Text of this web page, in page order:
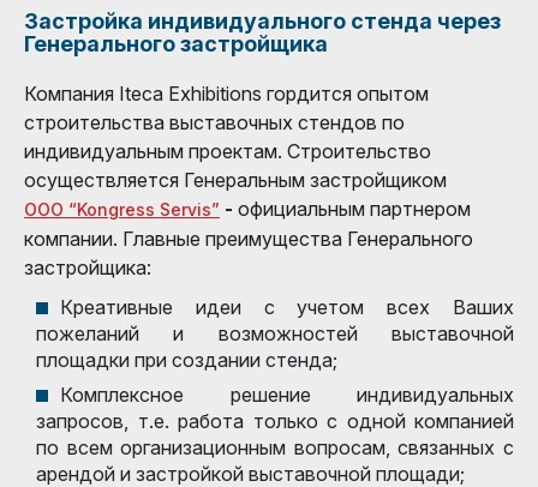
Застройка индивидуального стенда через
Генерального застройщика
Компания Iteca Exhibitions гордится опытом
строительства выставочных стендов по
индивидуальным проектам. Строительство
осуществляется Генеральным застройщиком
ООО “Kongress Servis” - официальным партнером
компании. Главные преимущества Генерального
застройщика:
Креативные идеи с учетом всех Ваших
пожеланий и возможностей выставочной
площадки при создании стенда;
Комплексное решение индивидуальных
запросов, т.е. работа только с одной компанией
по всем организационным вопросам, связанных с
арендой и застройкой выставочной площади;